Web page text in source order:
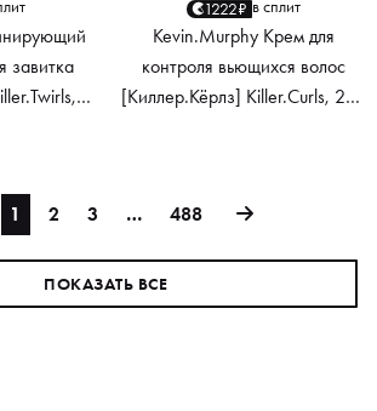
завитка
1222₽ в сплит
Kevin.Murphy Крем для
контроля вьющихся волос
[Киллер.Кёрлз] Killer.Curls, 200
1 2 3 … 488
ПОКАЗАТЬ ВСЕ